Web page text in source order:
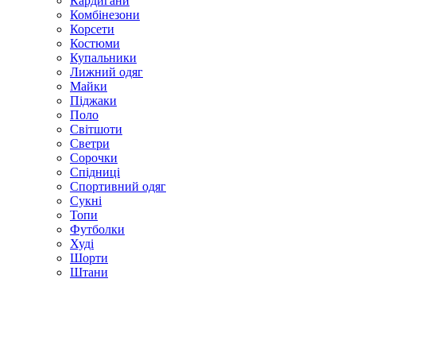
Комбінезони
Корсети
Костюми
Купальники
Лижний одяг
Майки
Піджаки
Поло
Світшоти
Светри
Сорочки
Спідниці
Спортивний одяг
Сукні
Топи
Футболки
Худі
Шорти
Штани